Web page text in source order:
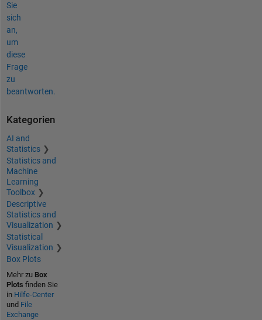
Sie
sich
an,
um
diese
Frage
zu
beantworten.
Kategorien
AI and
Statistics
Statistics and
Machine
Learning
Toolbox
Descriptive
Statistics and
Visualization
Statistical
Visualization
Box Plots
Mehr zu Box
Plots finden Sie
in Hilfe-Center
und File
Exchange